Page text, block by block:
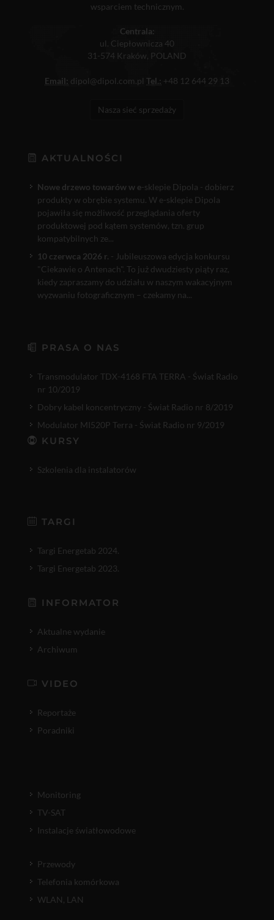
wsparciem technicznym.
Centrala:
ul. Ciepłownicza 40
31-574 Kraków, POLAND
Email: dipol@dipol.com.pl Tel.: +48 12 644 29 13
Nasza sieć sprzedaży
AKTUALNOŚCI
Nowe drzewo towarów w e-sklepie Dipola - dobierz
produkty w obrębie systemu. W e-sklepie Dipola
pojawiła się możliwość przeglądania oferty
produktowej pod kątem systemów, tzn. grup
kompatybilnych ze...
10 czerwca 2026 r. - Jubileuszowa edycja konkursu
"Ciekawie o Antenach". To już dwudziesty piąty raz,
kiedy zapraszamy do udziału w naszym wakacyjnym
wyzwaniu fotograficznym – czekamy na...
PRASA O NAS
Transmodulator TDX-4168 FTA TERRA - Świat Radio
nr 10/2019
Dobry kabel koncentryczny - Świat Radio nr 8/2019
Modulator MI520P Terra - Świat Radio nr 9/2019
KURSY
Szkolenia dla instalatorów
TARGI
Targi Energetab 2024.
Targi Energetab 2023.
INFORMATOR
Aktualne wydanie
Archiwum
VIDEO
Reportaże
Poradniki
Monitoring
TV-SAT
Instalacje światłowodowe
Przewody
Telefonia komórkowa
WLAN, LAN